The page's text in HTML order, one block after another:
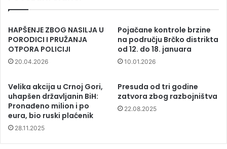
HAPŠENJE ZBOG NASILJA U
PORODICI I PRUŽANJA
OTPORA POLICIJI
20.04.2026
Pojačane kontrole brzine
na području Brčko distrikta
od 12. do 18. januara
10.01.2026
Velika akcija u Crnoj Gori,
uhapšen državljanin BiH:
Pronađeno milion i po
eura, bio ruski plaćenik
28.11.2025
Presuda od tri godine
zatvora zbog razbojništva
22.08.2025